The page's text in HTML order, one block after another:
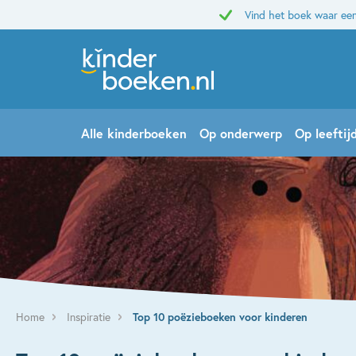
Vind het boek waar
Alle kinderboeken Op onderwerp Op
Home Inspiratie Top 10 poëzieboeken voor kinderen